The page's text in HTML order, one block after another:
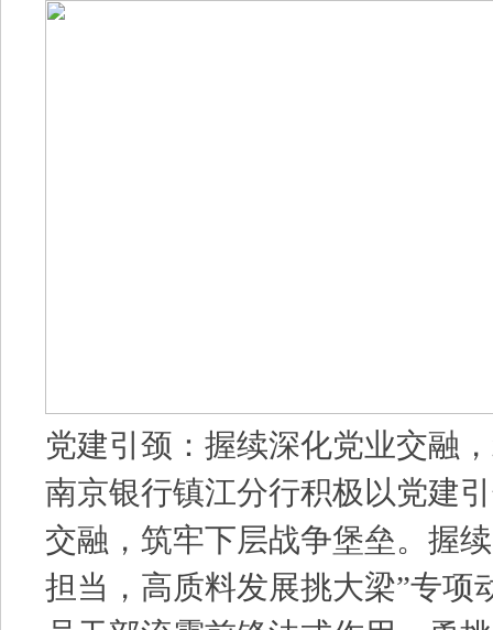
党建引颈：握续深化党业交融
南京银行镇江分行积极以党建
交融，筑牢下层战争堡垒。握
担当，高质料发展挑大梁”专项